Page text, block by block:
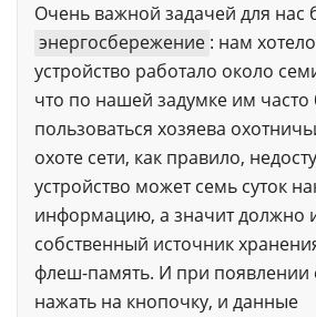
Очень важной задачей для нас
энергосбережение : нам
устройство работало около
что по нашей задумке им часто
пользоваться хозяева
охоте сети, как правило,
устройство может семь суток
информацию, а значит должно
собственный источник
флеш-память. И при появлении
нажать на кнопочку, и данные